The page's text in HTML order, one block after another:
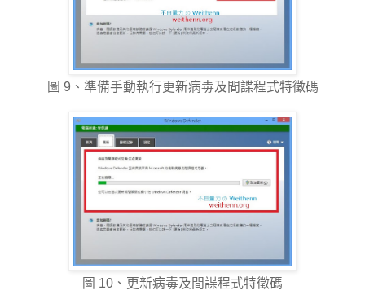
圖 9、準備手動執行更新病毒及間諜程式特徵碼
圖 10、更新病毒及間諜程式特徵碼